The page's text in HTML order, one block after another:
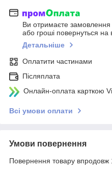
Ви отримаєте замовлення
або гроші повернуться на
Детальніше
Оплатити частинами
Післяплата
Онлайн-оплата карткою
Всі умови оплати
Умови повернення
Повернення товару впродовж